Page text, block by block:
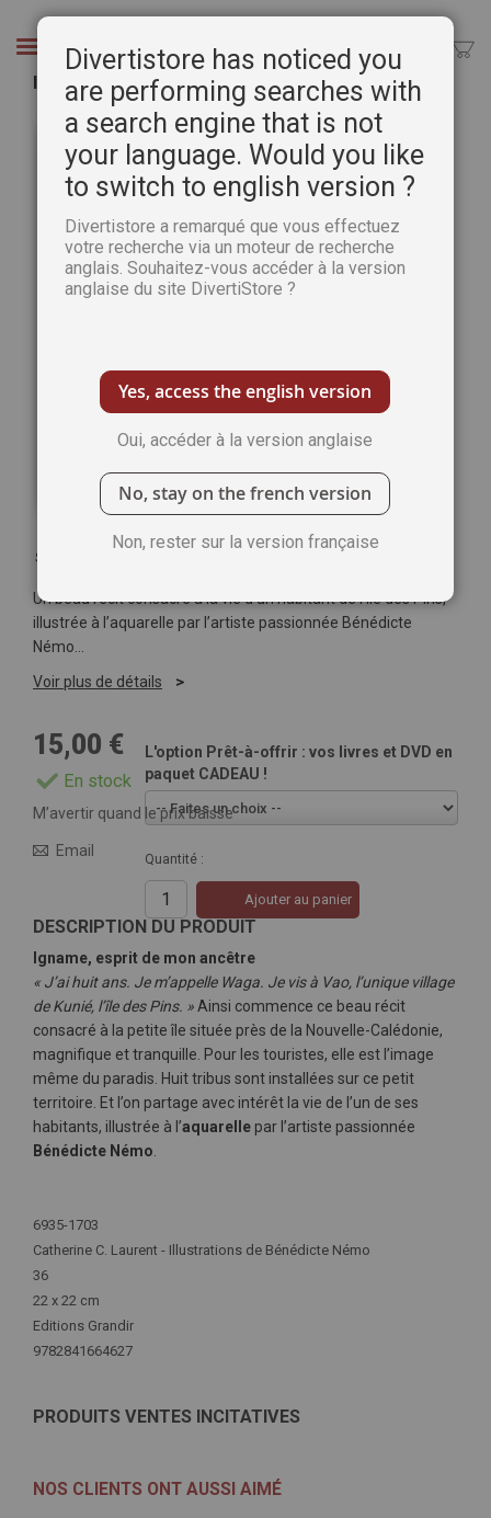
Chercher
Igname, esprit de mon ancêtre
Passer
galerie
d’images
Soyez le premier à commenter ce produit
Un beau récit consacré à la vie d’un habitant de l'île des Pins,
illustrée à l’aquarelle par l’artiste passionnée Bénédicte
Némo…
Voir plus de détails
15,00 €
En stock
L'option Prêt-à-offrir : vos livres et DVD en
paquet CADEAU !
Quantité :
Ajouter au panier
M’avertir quand le prix baisse
Email
DESCRIPTION DU PRODUIT
Igname, esprit de mon ancêtre
« J’ai huit ans. Je m’appelle Waga. Je vis à Vao, l’unique village
de Kunié, l’île des Pins. » Ainsi commence ce beau récit
consacré à la petite île située près de la Nouvelle-Calédonie,
magnifique et tranquille. Pour les touristes, elle est l’image
même du paradis. Huit tribus sont installées sur ce petit
territoire. Et l’on partage avec intérêt la vie de l’un de ses
habitants, illustrée à l’aquarelle par l’artiste passionnée
Bénédicte Némo
d'infos
6935-1703
Catherine C. Laurent - Illustrations de Bénédicte Némo
36
22 x 22 cm
Editions Grandir
9782841664627
PRODUITS VENTES INCITATIVES
NOS CLIENTS ONT AUSSI AIMÉ
Divertistore has noticed you
are performing searches with
a search engine that is not
your language. Would you like
to switch to english version ?
Divertistore a remarqué que vous effectuez
votre recherche via un moteur de recherche
anglais. Souhaitez-vous accéder à la version
anglaise du site DivertiStore ?
Yes, access the english version
Oui, accéder à la version anglaise
No, stay on the french version
Non, rester sur la version française